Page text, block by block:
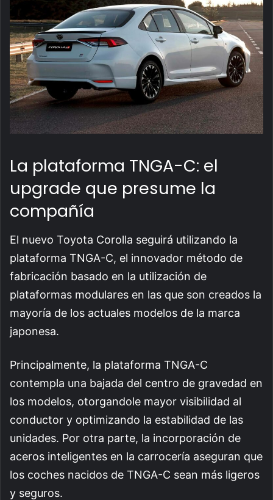
La plataforma TNGA-C: el
upgrade que presume la
compañía
El nuevo Toyota Corolla seguirá utilizando la
plataforma TNGA-C, el innovador método de
fabricación basado en la utilización de
plataformas modulares en las que son creados la
mayoría de los actuales modelos de la marca
japonesa.
Principalmente, la plataforma TNGA-C
contempla una bajada del centro de gravedad en
los modelos, otorgandole mayor visibilidad al
conductor y optimizando la estabilidad de las
unidades. Por otra parte, la incorporación de
aceros inteligentes en la carrocería aseguran que
los coches nacidos de TNGA-C sean más ligeros
y seguros.